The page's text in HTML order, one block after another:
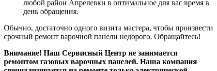
любой район Апрелевки в оптимальное для вас время в
день обращения.
Обычно, достаточно одного визита мастера, чтобы произвести
срочный ремонт варочной панели недорого. Обращайтесь!
Внимание! Наш Сервисный Центр не занимается
ремонтом газовых варочных панелей. Наша компания